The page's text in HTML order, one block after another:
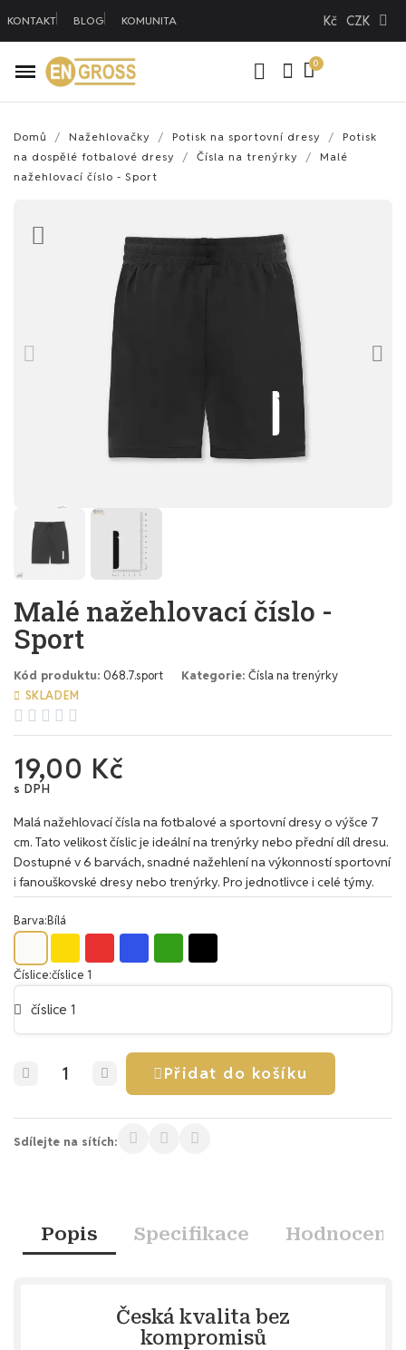
KONTAKT BLOG KOMUNITA Kč CZK
Domů Nažehlovačky Potisk na sportovní dresy
Potisk
na dospělé fotbalové dresy
Čísla na trenýrky
Malé
nažehlovací číslo - Sport
Malé nažehlovací číslo -
Sport
Kód produktu 068.7.sport Kategorie Čísla na trenýrky
SKLADEM
    
19,00 Kč
s DPH
Malá nažehlovací čísla na fotbalové a sportovní dresy o výšce 7
cm. Tato velikost číslic je ideální na trenýrky nebo přední díl dresu.
Dostupné v 6 barvách, snadné nažehlení na výkonností sportovní
i fanouškovské dresy nebo trenýrky. Pro jednotlivce i celé týmy.
BarvaBílá
Číslice číslice 1
Přidat do košíku
Sdílejte na sítích:
Popis Specifikace Hodnocení
Česká kvalita bez
kompromisů